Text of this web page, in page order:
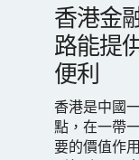
香港金
路能提
便利
香港是中國
點，在一帶
要的價值作